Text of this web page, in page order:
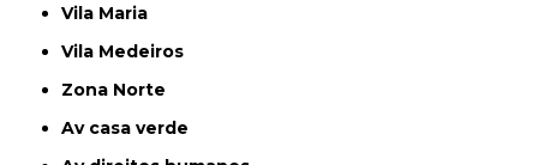
Vila Maria
Vila Medeiros
Zona Norte
av casa verde